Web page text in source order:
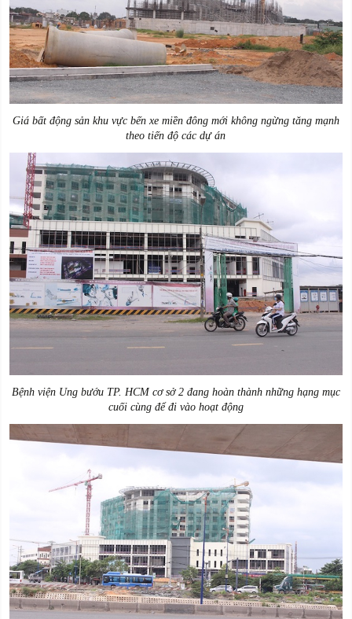
Giá bất động sản khu vực bến xe miền đông mới không ngừng tăng mạnh
theo tiến độ các dự án
Bệnh viện Ung bướu TP. HCM cơ sở 2 đang hoàn thành những hạng mục
cuối cùng để đi vào hoạt động